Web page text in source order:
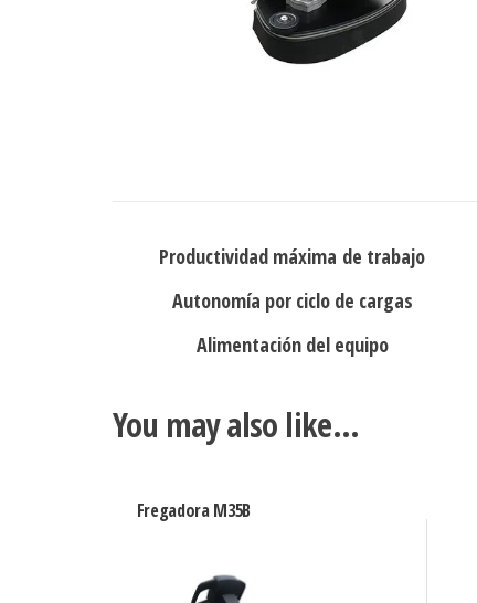
Productividad máxima de trabajo
Autonomía por ciclo de cargas
Alimentación del equipo
You may also like…
Fregadora M35B